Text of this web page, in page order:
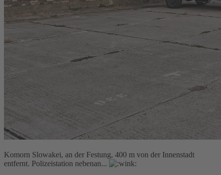
Komorn Slowakei, an der Festung, 400 m von der Innenstadt
entfernt. Polizeistation nebenan...